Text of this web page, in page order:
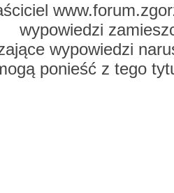
wypowiedzi
wypowiedzi
ponieść z tego